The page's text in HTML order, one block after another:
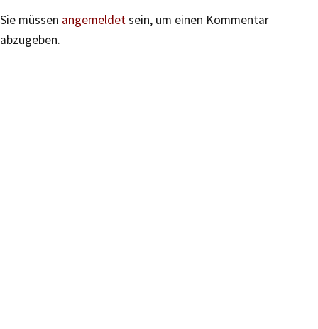
Sie müssen angemeldetsein, um einen Kommentar
abzugeben.